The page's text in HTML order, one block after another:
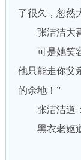
了很久，忽然
张洁洁大喜
可是她笑容
他只能走你父
的余地！”
张洁洁道：
黑衣老妪道